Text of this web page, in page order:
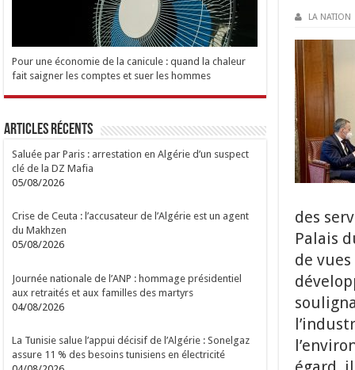
LA NATION
des
Palais
de
Pour une économie de la canicule : quand la chaleur
fait saigner les comptes et suer les hommes
Articles Récents
Saluée par Paris : arrestation en Algérie d’un suspect
clé de la DZ Mafia
05/08/2026
Crise de Ceuta : l’accusateur de l’Algérie est un agent
du Makhzen
05/08/2026
Journée nationale de l’ANP : hommage présidentiel
aux retraités et aux familles des martyrs
04/08/2026
La Tunisie salue l’appui décisif de l’Algérie : Sonelgaz
assure 11 % des besoins tunisiens en électricité